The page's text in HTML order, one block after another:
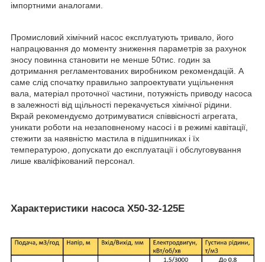
імпортними аналогами.
Промисловий хімічний насос експлуатують тривало, його
напрацювання до моменту зниження параметрів за рахунок
зносу повинна становити не менше 50тис. годин за
дотримання регламентованих виробником рекомендацій. А
саме слід спочатку правильно запроектувати ущільнення
вала, матеріал проточної частини, потужність приводу насоса
в залежності від щільності перекачується хімічної рідини.
Вкрай рекомендуємо дотримуватися співвісності агрегата,
уникати роботи на незаповненому насосі і в режимі кавітації,
стежити за наявністю мастила в підшипниках і їх
температурою, допускати до експлуатації і обслуговування
лише кваліфікований персонал.
Характеристики насоса Х50-32-125Е